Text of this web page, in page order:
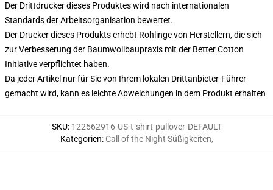
Der Drittdrucker dieses Produktes wird nach internationalen
Standards der Arbeitsorganisation bewertet.
Der Drucker dieses Produkts erhebt Rohlinge von Herstellern, die sich
zur Verbesserung der Baumwollbaupraxis mit der Better Cotton
Initiative verpflichtet haben.
Da jeder Artikel nur für Sie von Ihrem lokalen Drittanbieter-Führer
gemacht wird, kann es leichte Abweichungen in dem Produkt erhalten
SKU: 122562916-US-t-shirt-pullover-DEFAULT
Kategorien: Call of the Night Süßigkeiten,